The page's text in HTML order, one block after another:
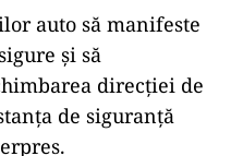
auto să manifeste
şi să
direcţiei de
de siguranţă